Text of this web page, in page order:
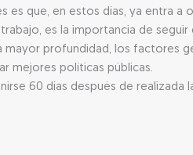
es que, en estos días, ya entra a
es la importancia de
profundidad, los factores
mejores políticas públicas.
60 días después de realizada